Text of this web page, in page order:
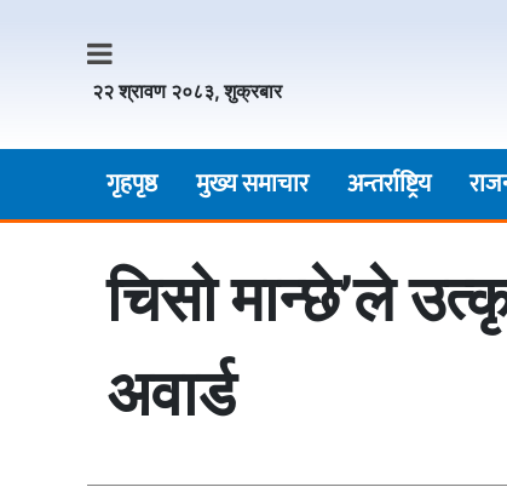
२२ श्रावण २०८३, शुक्रबार
गृहपृष्ठ मुख्य समाचार अन्तर्राष्ट्रिय
चिसो मान्छे’ले
अवार्ड